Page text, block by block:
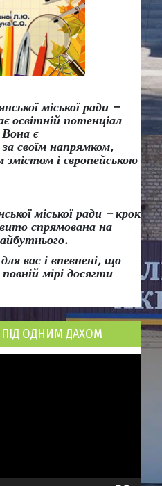
міської ради –
освітній потенціал
Вона є
своїм напрямком,
змістом і європейською
міської ради – крок
спрямована на
вас і впевнені, що
мірі досягти
ПІД ОДНИМ ДАХОМ